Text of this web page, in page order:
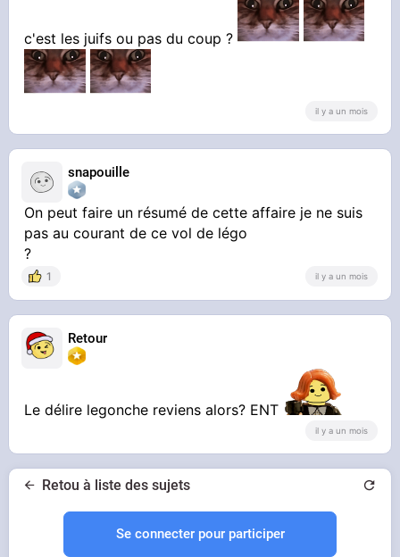
c'est les juifs ou pas du coup ?
il y a un mois
snapouille
On peut faire un résumé de cette affaire je ne suis
pas au courant de ce vol de légo
?
1 il y a un mois
Retour
Le délire legonche reviens alors? ENT
il y a un mois
Retou à liste des sujets
Se connecter pour participer